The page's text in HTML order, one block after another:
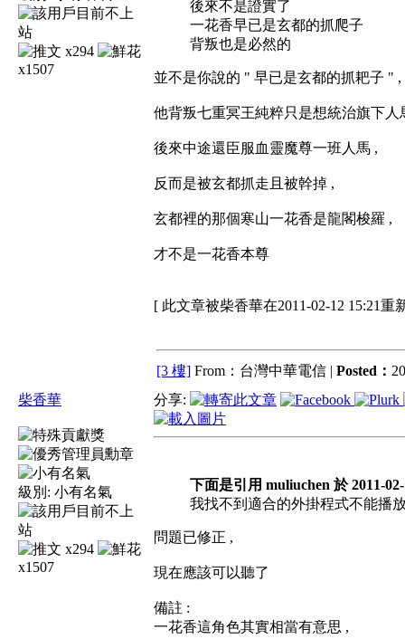
x294
x1507
後來不是證實了
一花香早已是玄都的抓爬子
背叛也是必然的
並不是你說的 " 早已是玄都的抓耙子 " ,
他背叛七重冥王純粹只是想統治旗下人
後來中途還臣服血靈魔尊一班人馬 ,
反而是被玄都抓走且被幹掉 ,
玄都裡的那個寒山一花香是龍閣梭羅 ,
才不是一花香本尊
[ 此文章被柴香華在2011-02-12 15:21重
[3 樓] From：台灣中華電信 | Posted：
柴香華
級別: 小有名氣
x294
x1507
分享:
下面是引用 muliuchen 於 2011-
我找不到適合的外掛程式不能播
問題已修正 ,
現在應該可以聽了
備註 :
一花香這角色其實相當有意思 ,